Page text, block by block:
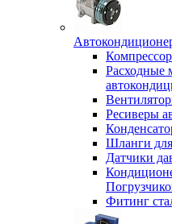
Расходные
Ресиверы
Шланги
Датчики
Фитинг